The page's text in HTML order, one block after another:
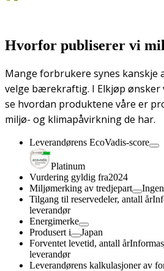
Hvorfor publiserer vi
Mange forbrukere synes kanskje
velge bærekraftig. I Elkjøp ønsker
se hvordan produktene våre er
miljø- og klimapåvirkning de har.
Leverandørens EcoVadis-score
Platinum
Vurdering gyldig fra2024
Miljømerking av tredjepart
Tilgang til reservedeler, antall år
leverandør
Energimerke
Produsert i
Japan
Forventet levetid, antall år
leverandør
Leverandørens kalkulasjoner av